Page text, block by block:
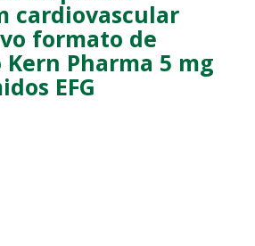
cardiovascular
formato de
Pharma 5 mg
EFG